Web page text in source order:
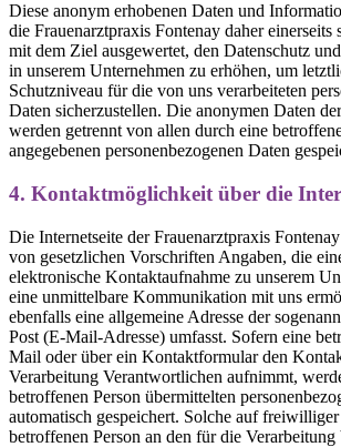
Diese anonym erhobenen Daten und
die Frauenarztpraxis Fontenay daher einerseits
mit dem Ziel ausgewertet, den Datenschutz
in unserem Unternehmen zu erhöhen, um
Schutzniveau für die von uns verarbeiteten
Daten sicherzustellen. Die anonymen Daten
werden getrennt von allen durch eine
angegebenen personenbezogenen Daten
4. Kontaktmöglichkeit über die
Die Internetseite der Frauenarztpraxis
von gesetzlichen Vorschriften Angaben, die
elektronische Kontaktaufnahme zu unserem
eine unmittelbare Kommunikation mit uns
ebenfalls eine allgemeine Adresse der
Post (E-Mail-Adresse) umfasst. Sofern eine
Mail oder über ein Kontaktformular den
Verarbeitung Verantwortlichen aufnimmt,
betroffenen Person übermittelten
automatisch gespeichert. Solche auf
betroffenen Person an den für die